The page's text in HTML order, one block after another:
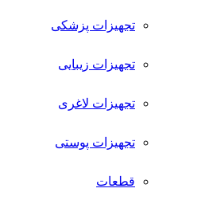
تجهیزات پزشکی
تجهیزات زیبایی
تجهیزات لاغری
تجهیزات پوستی
قطعات